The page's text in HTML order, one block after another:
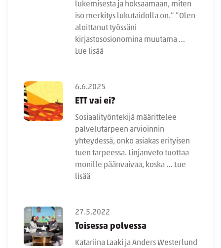
lukemisesta ja hoksaamaan, miten
iso merkitys lukutaidolla on.” ”Olen
aloittanut työssäni
kirjastososionomina muutama …
Lue lisää
6.6.2025
ETT vai ei?
Sosiaalityöntekijä määrittelee
palvelutarpeen arvioinnin
yhteydessä, onko asiakas erityisen
tuen tarpeessa. Linjanveto tuottaa
monille päänvaivaa, koska … Lue
lisää
27.5.2022
Toisessa polvessa
Katariina Laaki ja Anders Westerlund